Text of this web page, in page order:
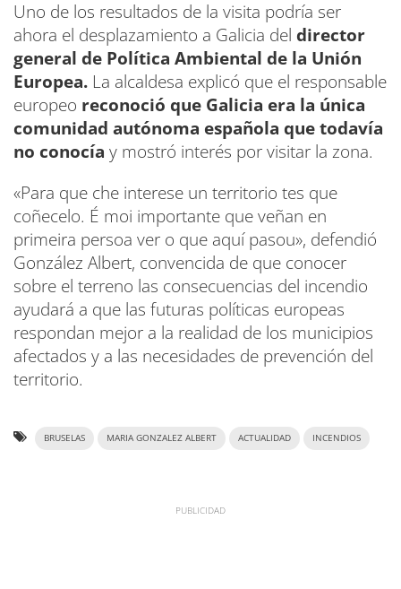
Uno de los resultados de la visita podría ser
ahora el desplazamiento a Galicia del director
general de Política Ambiental de la Unión
Europea. La alcaldesa explicó que el responsable
europeo reconoció que Galicia era la única
comunidad autónoma española que todavía
no conocía y mostró interés por visitar la zona.
«Para que che interese un territorio tes que
coñecelo. É moi importante que veñan en
primeira persoa ver o que aquí pasou», defendió
González Albert, convencida de que conocer
sobre el terreno las consecuencias del incendio
ayudará a que las futuras políticas europeas
respondan mejor a la realidad de los municipios
afectados y a las necesidades de prevención del
territorio.
BRUSELAS MARIA GONZALEZ ALBERT ACTUALIDAD INCENDIOS